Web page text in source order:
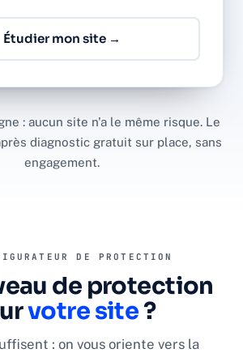
Étudier mon site →
: aucun site n'a le même risque. Le
diagnostic gratuit sur place, sans
engagement.
DE PROTECTION
de protection
votre site?
: on vous oriente vers la